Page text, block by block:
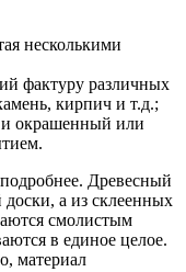
несколькими
фактуру различных
кирпич и т.д.;
и окрашенный или
Древесный
доски, а из склеенных
смолистым
в единое целое.
материал